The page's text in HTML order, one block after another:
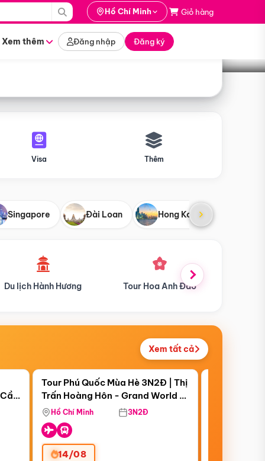
Hồ Chí Minh Giỏ hàng
Xem thêm Đăng nhập Đăng ký
Tìm tour
Visa Thêm
Singapore Đài Loan Hong Kong
Tour Hoa Anh Đào Du lịch Mùa Hè
Xem tất cả
Còn07 ngày 22:47:50
Điểm nổi bật
Tour Phú Quốc Mùa Hè 3N2Đ | Thị
Trấn Hoàng Hôn - Grand World -
Vinwonders - Safari
Hồ Chí Minh 3N2Đ
14/08